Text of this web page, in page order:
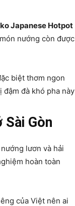
Japanese Hotpot
nướng còn được
biệt thơm ngon
đà khó pha này
Sài Gòn
lươn và hải
hoàn toàn
của Việt nên ai